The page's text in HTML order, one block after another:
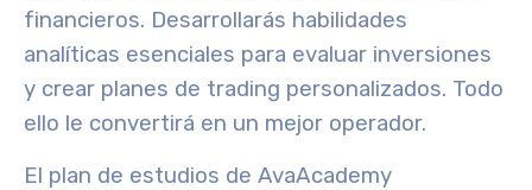
financieros. Desarrollarás habilidades
analíticas esenciales para evaluar inversiones
y crear planes de trading personalizados. Todo
ello le convertirá en un mejor operador.
El plan de estudios de AvaAcademy